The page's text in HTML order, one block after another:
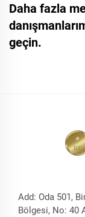
Daha fazla
geçin.
Add: Oda 501,
Bölgesi, No: 40